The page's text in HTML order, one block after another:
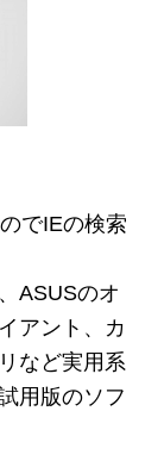
でIEの検索
ASUSのオ
アント、カ
など実用系
用版のソフ